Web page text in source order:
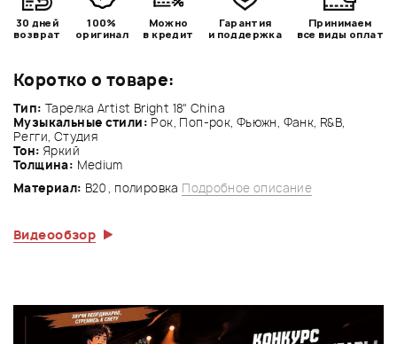
Коротко о товаре:
Тип: Тарелка Artist Bright 18" China
Музыкальные стили: Рок, Поп-рок, Фьюжн, Фанк, R&B,
Регги, Студия
Тон: Яркий
Толщина: Medium
Материал: B20 , полировка Подробное описание
Видеообзор
30 дней
возврат
100%
оригинал
Можно
в кредит
Гарантия
и поддержка
Принимаем
все виды оплат